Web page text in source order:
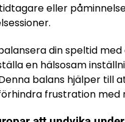
eller
din speltid
en hälsosam
balans hjälper till
frustration med